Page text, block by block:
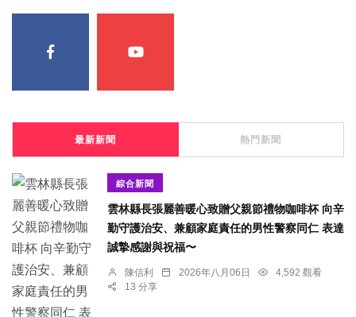
最新新聞 熱門新聞
綜合新聞
雲林縣長張麗善暖心致贈父親節禮物咖啡杯 向辛
勤守護治安、兼顧家庭責任的男性警察同仁 表達
誠摯感謝與祝福〜
陳信利 2026年八月06日
4,592 觀看
13 分享